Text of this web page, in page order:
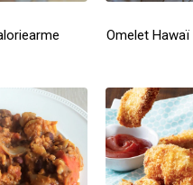
Omelet Hawaï